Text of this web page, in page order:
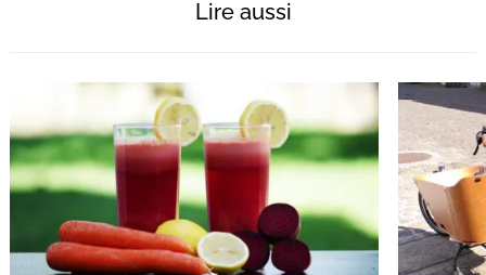
Lire aussi